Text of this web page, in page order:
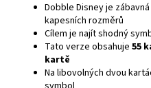
Dobble Disney je
kapesních rozměrů
Cílem je najít shodný
Tato verze obsahuje 55
kartě
Na libovolných dvou